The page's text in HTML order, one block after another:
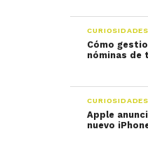
CURIOSIDADES
Cómo
nóminas de
CURIOSIDADES
Apple
nuevo